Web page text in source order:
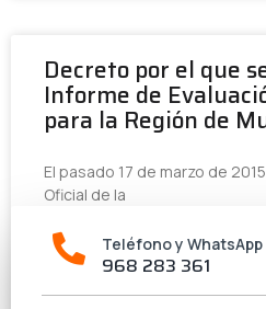
Decreto por el que
Informe de
para la Región de
El pasado 17 de marzo de
Oficial de la
LEER MÁS »Teléfono y WhatsApp
968 283 361